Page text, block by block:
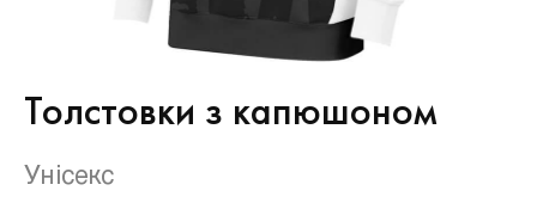
Толстовки з капюшоном
Унісекс